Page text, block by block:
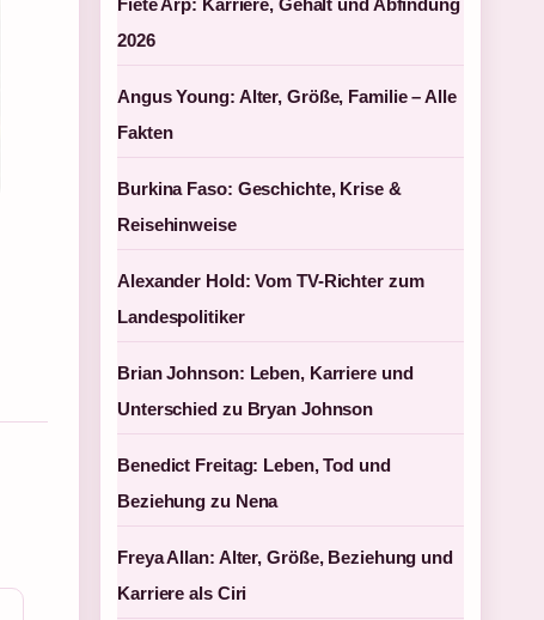
Fiete Arp: Karriere, Gehalt und Abfindung
2026
Angus Young: Alter, Größe, Familie – Alle
Fakten
Burkina Faso: Geschichte, Krise &
Reisehinweise
Alexander Hold: Vom TV-Richter zum
Landespolitiker
Brian Johnson: Leben, Karriere und
Unterschied zu Bryan Johnson
Benedict Freitag: Leben, Tod und
Beziehung zu Nena
Freya Allan: Alter, Größe, Beziehung und
Karriere als Ciri